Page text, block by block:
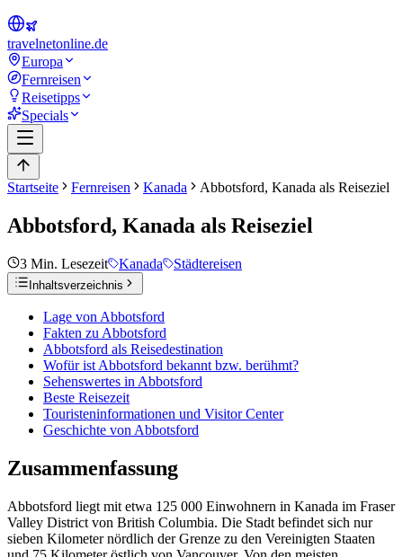
travelnetonline.de
Europa
Fernreisen
Reisetipps
Specials
Startseite Fernreisen Kanada Abbotsford, Kanada als Reiseziel
Abbotsford, Kanada als Reiseziel
3 Min. Lesezeit Kanada Städtereisen
Inhaltsverzeichnis
Lage von Abbotsford
Fakten zu Abbotsford
Abbotsford als Reisedestination
Wofür ist Abbotsford bekannt bzw. berühmt?
Sehenswertes in Abbotsford
Beste Reisezeit
Touristeninformationen und Visitor Center
Geschichte von Abbotsford
Zusammenfassung
Abbotsford liegt mit etwa 125 000 Einwohnern in Kanada im Fraser
Valley District von British Columbia. Die Stadt befindet sich nur
sieben Kilometer nördlich der Grenze zu den Vereinigten Staaten